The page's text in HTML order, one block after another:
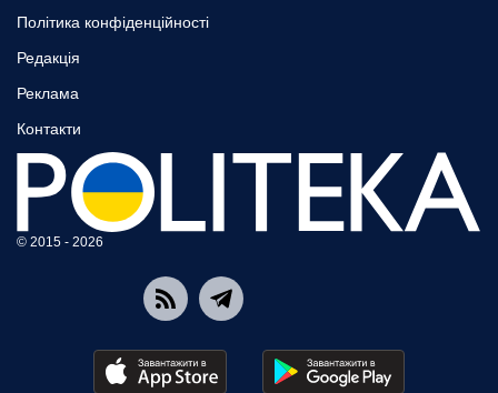
Політика конфіденційності
Редакція
Реклама
Контакти
© 2015 - 2026